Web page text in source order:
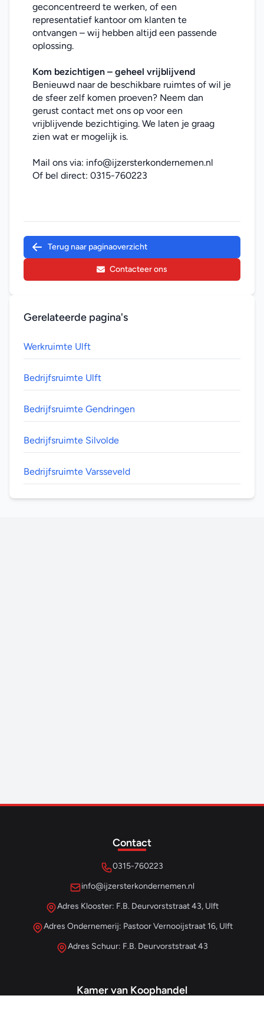
geconcentreerd te werken, of een
representatief kantoor om klanten te
ontvangen – wij hebben altijd een passende
oplossing.
Kom bezichtigen – geheel vrijblijvend
Benieuwd naar de beschikbare ruimtes of wil je
de sfeer zelf komen proeven? Neem dan
gerust contact met ons op voor een
vrijblijvende bezichtiging. We laten je graag
zien wat er mogelijk is.
Mail ons via: info@ijzersterkondernemen.nl
Of bel direct: 0315-760223
Terug naar paginaoverzicht
Contacteer ons
Gerelateerde pagina's
Werkruimte Ulft
Bedrijfsruimte Ulft
Bedrijfsruimte Gendringen
Bedrijfsruimte Silvolde
Bedrijfsruimte Varsseveld
Contact
0315-760223
info@ijzersterkondernemen.nl
Adres Klooster: F.B. Deurvorststraat 43, Ulft
Adres Ondernemerij: Pastoor Vernooijstraat 16, Ulft
Adres Schuur: F.B. Deurvorststraat 43
Kamer van Koophandel